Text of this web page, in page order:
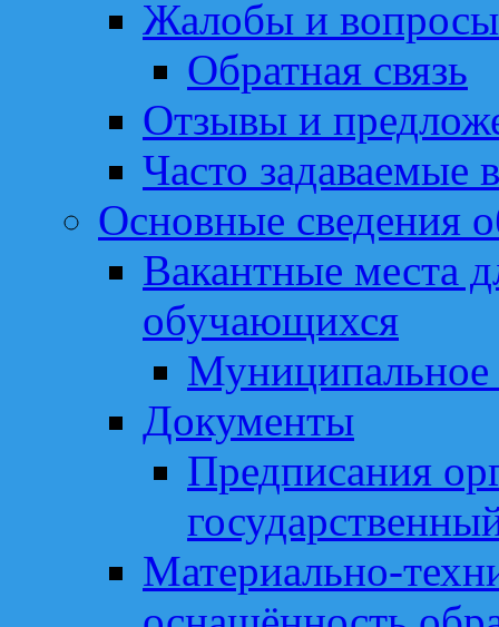
Жалобы и вопросы
Обратная связь
Отзывы и
Часто задаваемые
Основные сведения
Вакантные места
обучающихся
Муниципальное
Документы
Предписания
Материально-